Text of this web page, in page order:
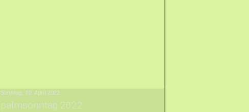
Sonntag, 10. April 2022
palmsonntag 2022